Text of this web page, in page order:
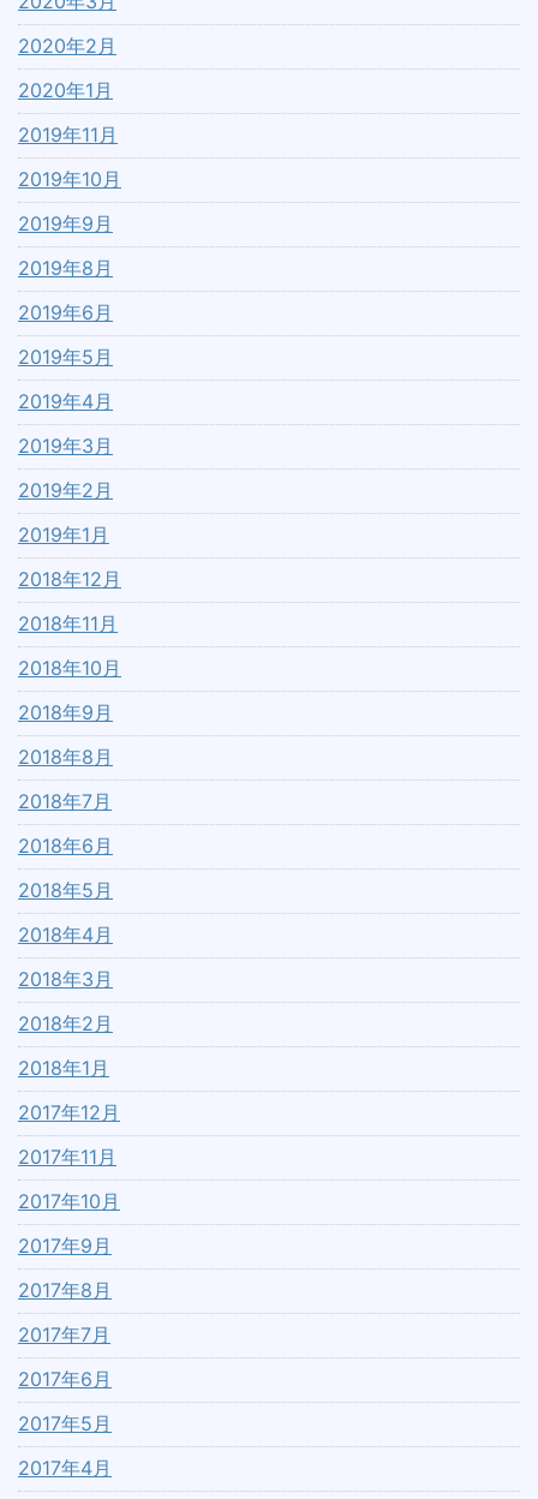
2020年2月
2020年1月
2019年11月
2019年10月
2019年9月
2019年8月
2019年6月
2019年5月
2019年4月
2019年3月
2019年2月
2019年1月
2018年12月
2018年11月
2018年10月
2018年9月
2018年8月
2018年7月
2018年6月
2018年5月
2018年4月
2018年3月
2018年2月
2018年1月
2017年12月
2017年11月
2017年10月
2017年9月
2017年8月
2017年7月
2017年6月
2017年5月
2017年4月